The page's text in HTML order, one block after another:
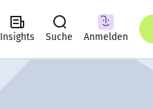
Insights Suche Anmelden